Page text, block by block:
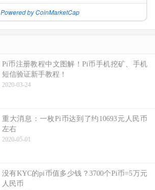
Powered by CoinMarketCap
Pi币注册教程中文图解！Pi币手机挖矿、手机
短信验证新手教程！
2020-03-24
重大消息：一枚Pi币达到了约10693元人民币
左右
2020-05-01
没有KYC的pi币值多少钱？3700个Pi币=5万元
人民币